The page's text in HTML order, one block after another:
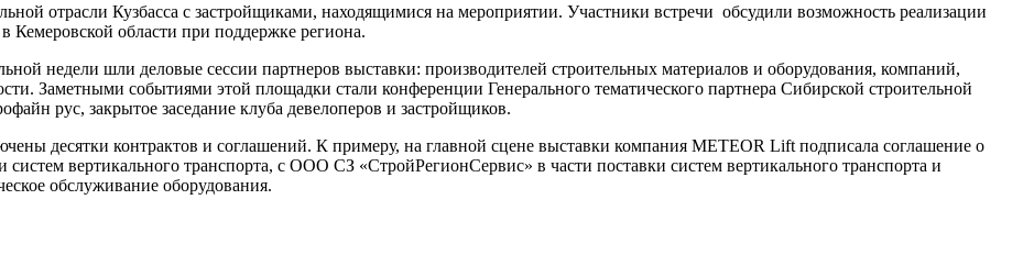
отрасли Кузбасса с застройщиками, находящимися на мероприятии. Участники встречи обсудили возможность реализации
Кемеровской области при поддержке региона.
недели шли деловые сессии партнеров выставки: производителей строительных материалов и оборудования, компаний,
Заметными событиями этой площадки стали конференции Генерального тематического партнера Сибирской строительной
рус, закрытое заседание клуба девелоперов и застройщиков.
десятки контрактов и соглашений. К примеру, на главной сцене выставки компания METEOR Lift подписала соглашение о
вертикального транспорта, с ООО СЗ «СтройРегионСервис» в части поставки систем вертикального транспорта и
обслуживание оборудования.